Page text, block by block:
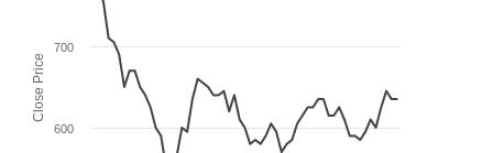
Close Price
600
700